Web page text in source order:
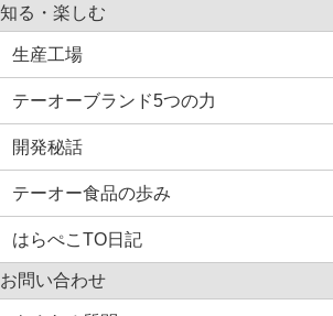
知る・楽しむ
生産工場
テーオーブランド5つの力
開発秘話
テーオー食品の歩み
はらぺこTO日記
お問い合わせ